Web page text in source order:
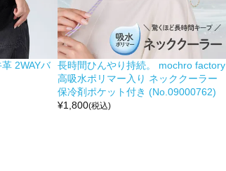
2WAYバ
長時間ひんやり持続。 mochro factory
高吸水ポリマー入り ネッククーラー
保冷剤ポケット付き (No.09000762)
¥1,800(税込)